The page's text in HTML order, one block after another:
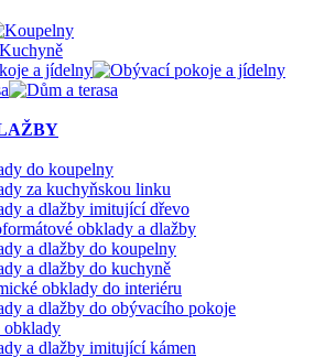
a jídelny
do koupelny
za kuchyňskou linku
a dlažby imitující dřevo
obklady a dlažby
a dlažby do koupelny
a dlažby do kuchyně
obklady do interiéru
a dlažby do obývacího pokoje
obklady
a dlažby imitující kámen